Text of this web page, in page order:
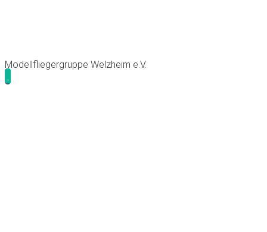
Modellfliegergruppe Welzheim e.V.